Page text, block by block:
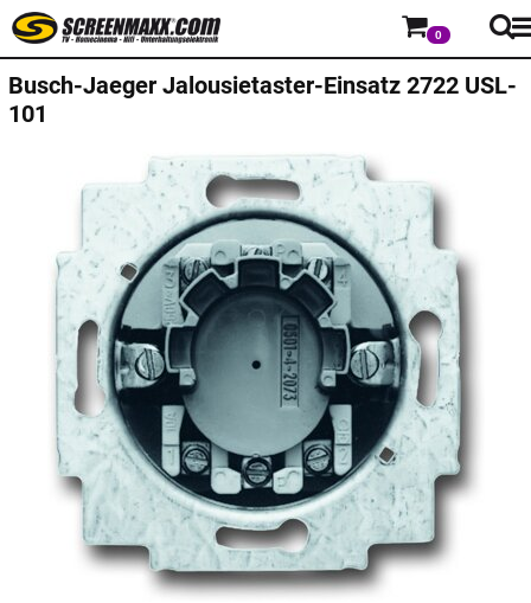
0
Busch-Jaeger Jalousietaster-Einsatz 2722 USL-
101